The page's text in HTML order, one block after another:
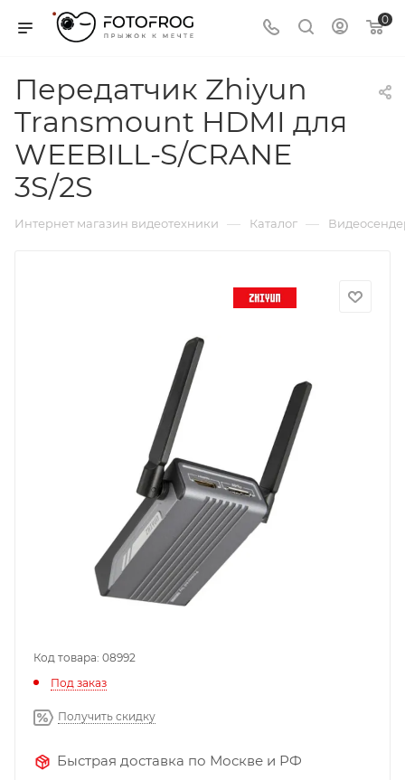
0
Передатчик Zhiyun
Transmount HDMI для
WEEBILL-S/CRANE
3S/2S
Интернет магазин видеотехники — Каталог —
Код товара: 08992
Под заказ
Получить скидку
Быстрая доставка по Москве и РФ